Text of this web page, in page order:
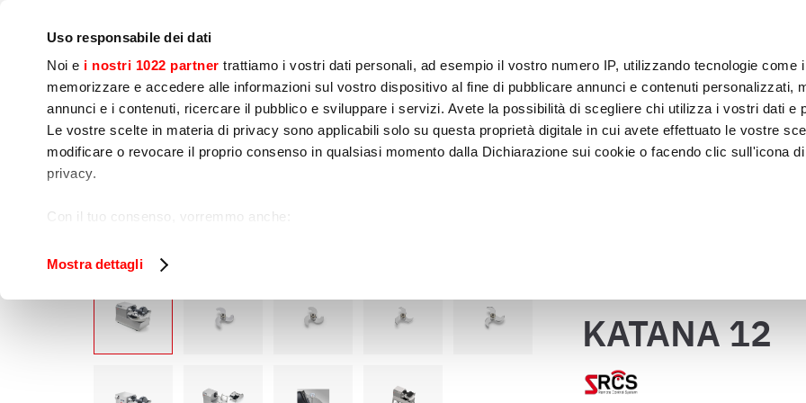
Uso responsabile dei dati
Noi e i nostri 1022 partner trattiamo i vostri dati personali, ad esempio il vostro numero IP, utilizzando tecnologie come
memorizzare e accedere alle informazioni sul vostro dispositivo al fine di pubblicare annunci e contenuti personalizzati,
annunci e i contenuti, ricercare il pubblico e sviluppare i servizi. Avete la possibilità di scegliere chi utilizza i vostri dati e
Le vostre scelte in materia di privacy sono applicabili solo su questa proprietà digitale in cui avete effettuato le vostre
modificare o revocare il proprio consenso in qualsiasi momento dalla Dichiarazione sui cookie o facendo clic sull'icona
privacy.
Con il tuo consenso, vorremmo anche:
Identificare il tuo dispositivo, scansionandolo attivamente alla ricerca di caratteristiche specifiche (impronte
tuo consenso in qualsiasi momento dalla Dichiarazione sui cookie.
Utilizziamo i cookie per garantire che l’utente possa usufruire del servizio richiesto, per personalizzare contenuti ed
funzionalità dei social media e per analizzare il nostro traffico. Condividiamo inoltre informazioni sul modo in cui l’utente
sito con i nostri partner che si occupano di analisi dei dati web, pubblicità e social media, i quali potrebbero combinarle
Mostra dettagli
Cocinado
Preparación de
Alimentos
Envasado Abatidores
Exposición y
Venta
Lavado y
KATANA 12